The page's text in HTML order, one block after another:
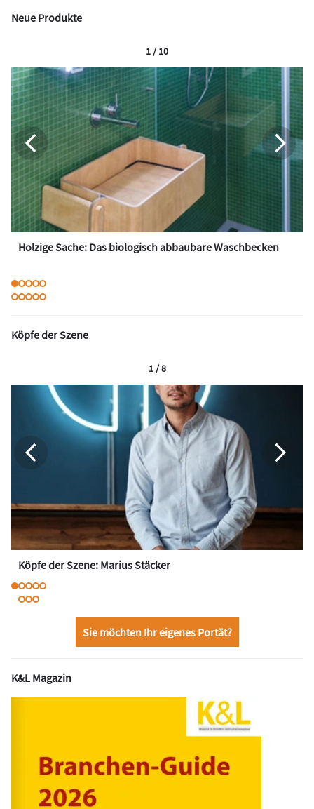
Neue Produkte
Holzige Sache: Das biologisch abbaubare Waschbecken
1 / 10
Köpfe der Szene
Köpfe der Szene: Marius Stäcker
1 / 8
Sie möchten Ihr eigenes Portät?
K&L Magazin